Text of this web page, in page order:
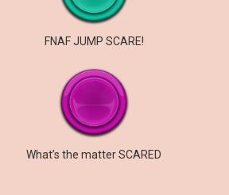
FNAF JUMP SCARE!
What’s the matter SCARED